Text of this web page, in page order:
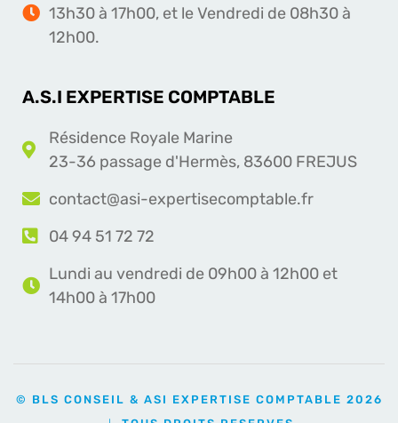
13h30 à 17h00, et le Vendredi de 08h30 à
12h00.
A.S.I EXPERTISE COMPTABLE
Résidence Royale Marine
23-36 passage d'Hermès, 83600 FREJUS
contact@asi-expertisecomptable.fr
04 94 51 72 72
Lundi au vendredi de 09h00 à 12h00 et
14h00 à 17h00
© BLS CONSEIL & ASI EXPERTISE COMPTABLE 2026